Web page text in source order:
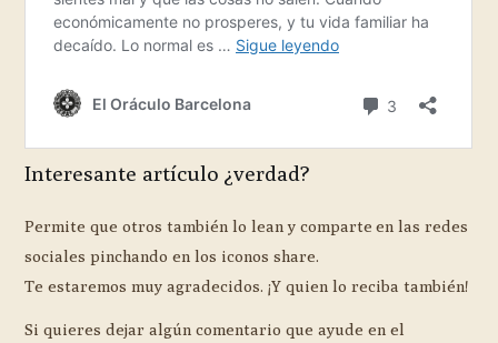
Interesante artículo ¿verdad?
Permite que otros también lo lean y comparte en las redes
sociales pinchando en los iconos share.
Te estaremos muy agradecidos. ¡Y quien lo reciba también!
Si quieres dejar algún comentario que ayude en el